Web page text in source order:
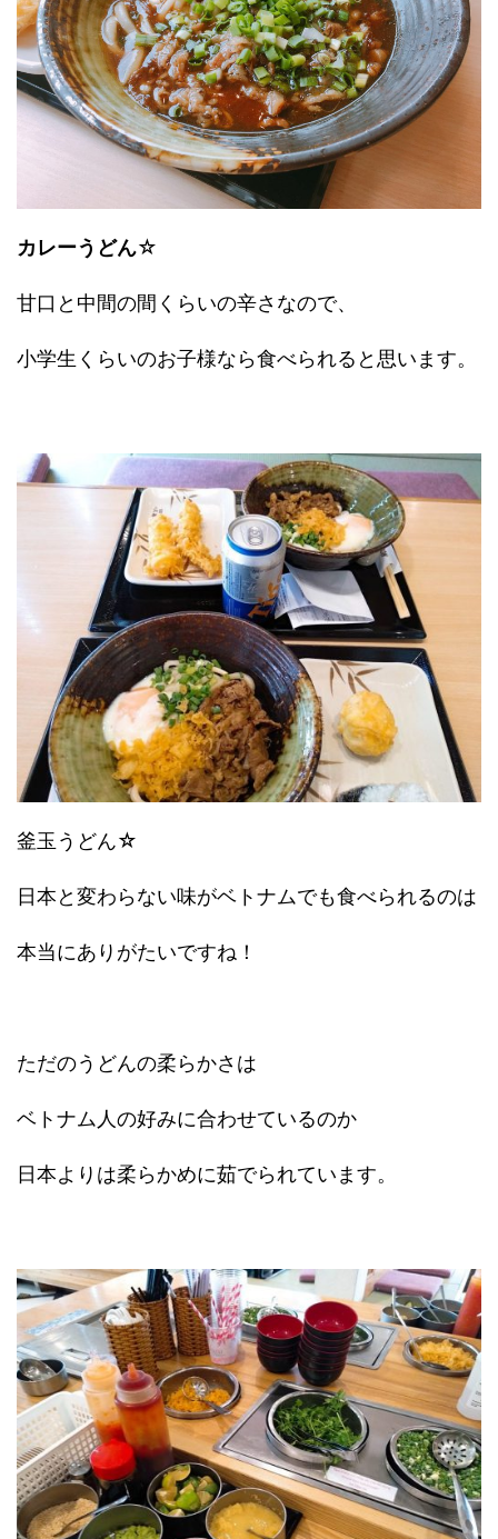
カレーうどん☆
甘口と中間の間くらいの辛さなので、
小学生くらいのお子様なら食べられると思います。
釜玉うどん☆
日本と変わらない味がベトナムでも食べられるのは
本当にありがたいですね！
ただのうどんの柔らかさは
ベトナム人の好みに合わせているのか
日本よりは柔らかめに茹でられています。